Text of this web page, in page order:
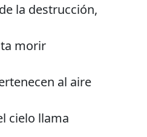
la destrucción,
morir
al aire
cielo llama